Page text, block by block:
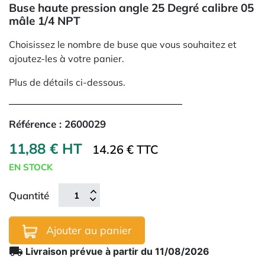
Buse haute pression angle 25 Degré calibre 05
mâle 1/4 NPT
Choisissez le nombre de buse que vous souhaitez et
ajoutez-les à votre panier.
Plus de détails ci-dessous.
Référence : 2600029
11,88 € HT 14.26 € TTC
EN STOCK
Quantité
Ajouter au panier
local_shipping Livraison prévue à partir du 11/08/2026